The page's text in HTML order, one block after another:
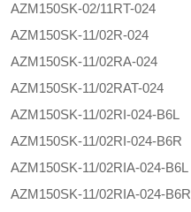
AZM150SK-02/11RT-024
AZM150SK-11/02R-024
AZM150SK-11/02RA-024
AZM150SK-11/02RAT-024
AZM150SK-11/02RI-024-B6L
AZM150SK-11/02RI-024-B6R
AZM150SK-11/02RIA-024-B6L
AZM150SK-11/02RIA-024-B6R